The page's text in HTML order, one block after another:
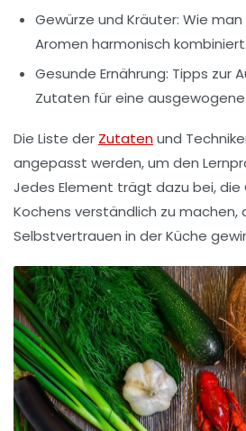
Gewürze und Kräuter: Wie
Aromen harmonisch kombiniert.
Gesunde Ernährung: Tipps zur
Zutaten für eine
Die Liste der Zutatenund
angepasst werden, um den
Jedes Element trägt dazu bei, die
Kochens verständlich zu
Selbstvertrauen in der Küche